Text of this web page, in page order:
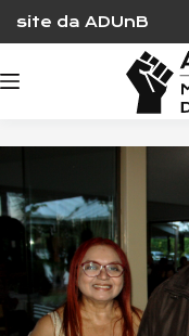
content
site da ADUnB